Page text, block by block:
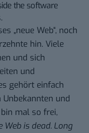
the software
„neue Web“, noch
hin. Viele
und sich
und
gehört einfach
und
mal so frei,
Web is dead. Long